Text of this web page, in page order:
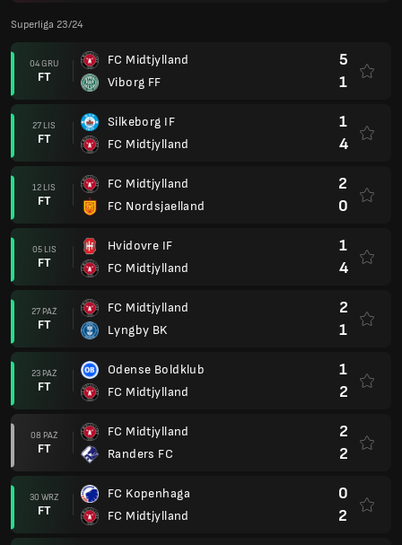
Superliga 23/24
04 GRU
FT
FC Midtjylland
Viborg FF
5
1
27 LIS
FT
Silkeborg IF
FC Midtjylland
1
4
12 LIS
FT
FC Midtjylland
FC Nordsjaelland
2
0
05 LIS
FT
Hvidovre IF
FC Midtjylland
1
4
27 PAŹ
FT
FC Midtjylland
Lyngby BK
2
1
23 PAŹ
FT
Odense Boldklub
FC Midtjylland
1
2
08 PAŹ
FT
FC Midtjylland
Randers FC
2
2
30 WRZ
FT
FC Kopenhaga
FC Midtjylland
0
2